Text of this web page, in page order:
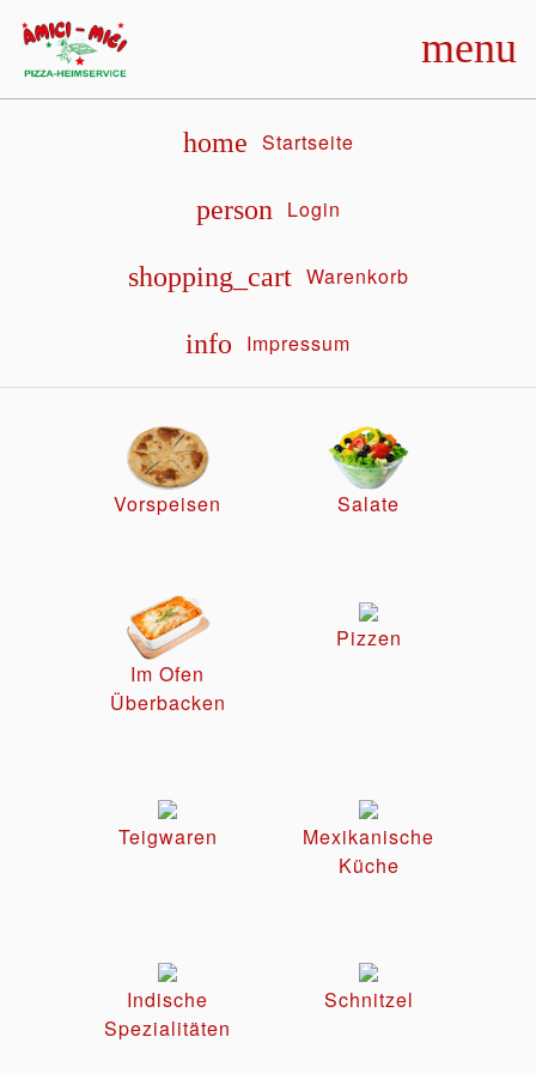
menu
home Startseite
person Login
shopping_cart Warenkorb
info Impressum
Vorspeisen Salate
Im Ofen
Überbacken
Pizzen
Teigwaren
Mexikanische
Küche
Indische
Spezialitäten
Schnitzel